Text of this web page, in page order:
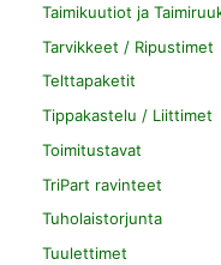
Taimikuutiot ja
Tarvikkeet / Ripustimet
Telttapaketit
Tippakastelu / Liittimet
Toimitustavat
TriPart ravinteet
Tuholaistorjunta
Tuulettimet